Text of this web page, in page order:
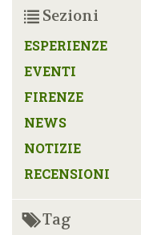
Sezioni
ESPERIENZE
EVENTI
FIRENZE
NEWS
NOTIZIE
RECENSIONI
Tag